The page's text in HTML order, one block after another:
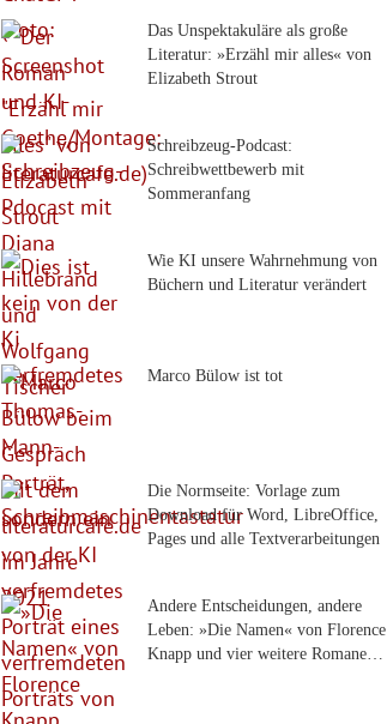
Das Unspektakuläre als große
Literatur: »Erzähl mir alles« von
Elizabeth Strout
Schreibzeug-Podcast:
Schreibwettbewerb mit
Sommeranfang
Wie KI unsere Wahrnehmung von
Büchern und Literatur verändert
Marco Bülow ist tot
Die Normseite: Vorlage zum
Download für Word, LibreOffice,
Pages und alle Textverarbeitungen
Andere Entscheidungen, andere
Leben: »Die Namen« von Florence
Knapp und vier weitere Romane…